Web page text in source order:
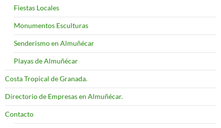
Fiestas Locales
Monumentos Esculturas
Senderismo en Almuñécar
Playas de Almuñécar
Costa Tropical de Granada.
Directorio de Empresas en Almuñécar.
Contacto